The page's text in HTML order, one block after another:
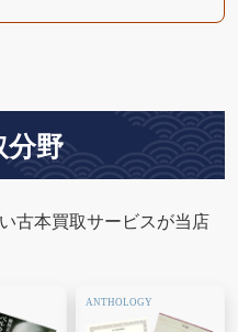
分野
古本買取サービスが当店